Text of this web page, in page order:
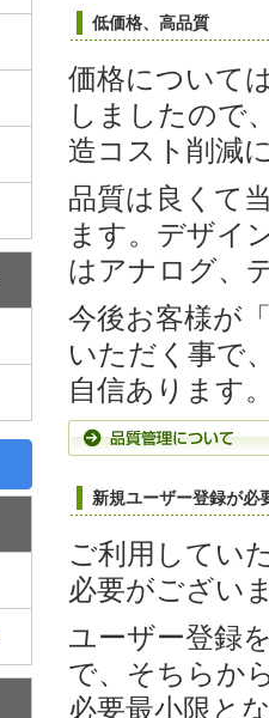
低価格、高品質
価格について
しましたので
造コスト削減
品質は良くて
ます。デザイ
はアナログ、
今後お客様が
いただく事で
自信あります
新規ユーザー登録が必
ご利用してい
必要がござい
ユーザー登録
で、そちらか
必要最小限と